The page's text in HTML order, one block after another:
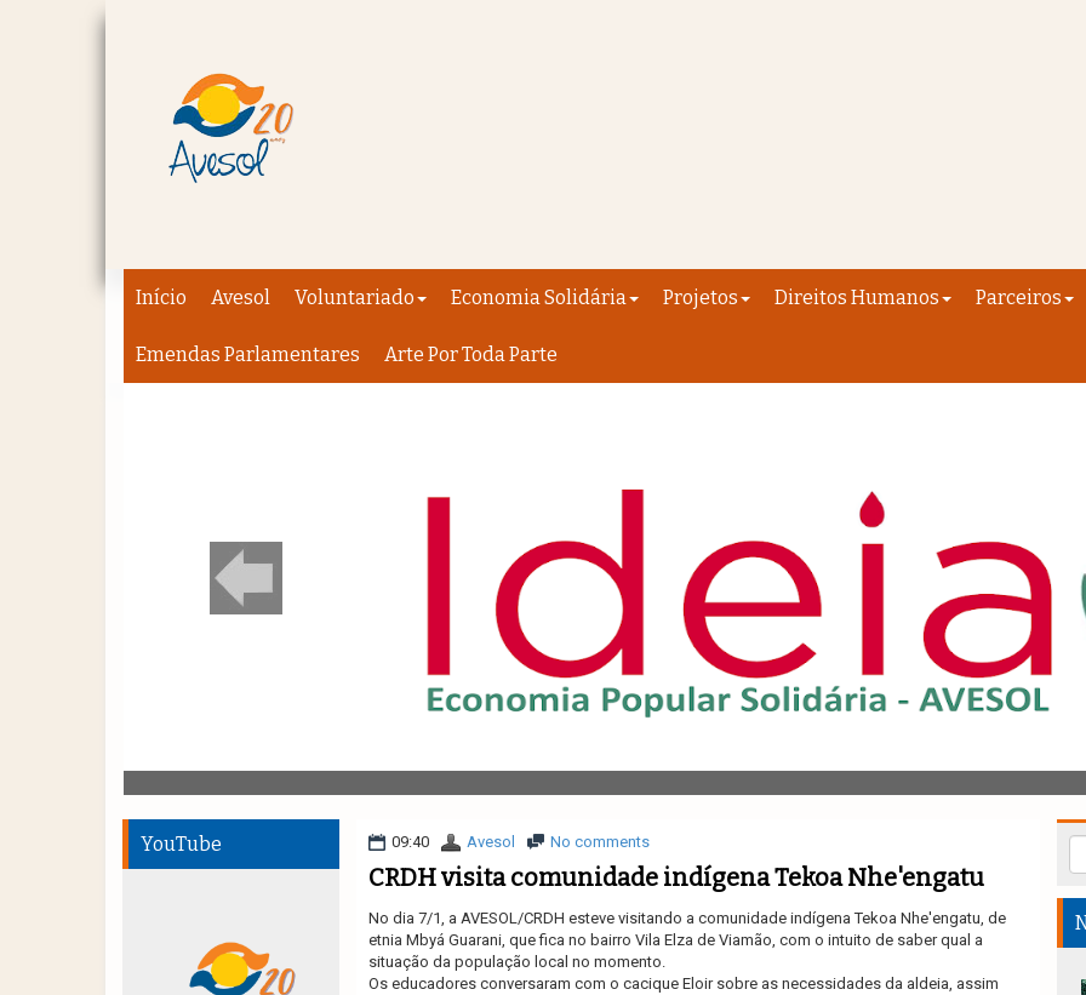
Início Avesol Voluntariado Economia Solidária Projetos Direitos Humanos Parceiros
Emendas Parlamentares Arte Por Toda Parte
09:40 Avesol No comments
CRDH visita comunidade indígena Tekoa Nhe'engatu
No dia 7/1, a AVESOL/CRDH esteve visitando a comunidade indígena Tekoa Nhe'engatu, de
etnia Mbyá Guarani, que fica no bairro Vila Elza de Viamão, com o intuito de saber qual a
situação da população local no momento.
Os educadores conversaram com o cacique Eloir sobre as necessidades da aldeia, assim
YouTube